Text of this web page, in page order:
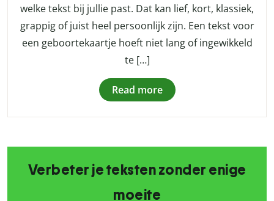
welke tekst bij jullie past. Dat kan lief, kort, klassiek,
grappig of juist heel persoonlijk zijn. Een tekst voor
een geboortekaartje hoeft niet lang of ingewikkeld
te […]
Read more
Verbeter je teksten zonder enige
moeite